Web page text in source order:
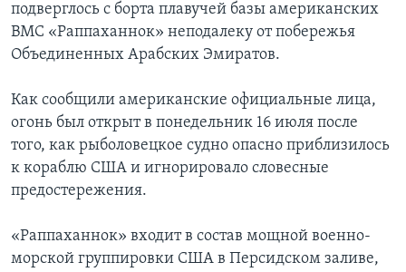
подверглось с борта плавучей базы американских
ВМС «Раппаханнок» неподалеку от побережья
Объединенных Арабских Эмиратов.
Как сообщили американские официальные лица,
огонь был открыт в понедельник 16 июля после
того, как рыболовецкое судно опасно приблизилось
к кораблю США и игнорировало словесные
предостережения.
«Раппаханнок» входит в состав мощной военно-
морской группировки США в Персидском заливе,